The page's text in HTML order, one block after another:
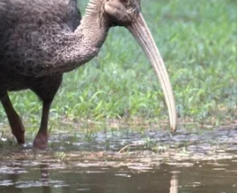
17 em gồm 1 học sinh mầm
và 7 học sinh THCS thấy cây
có nhiều quả chín nên rủ nhau
là loại quả rất độc.